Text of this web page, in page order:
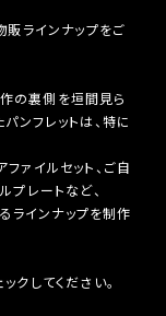
販ラインナップをご
の裏側を垣間見ら
ンフレットは、特に
ァイルセット、ご自
プレートなど、
インナップを制作
クしてください。